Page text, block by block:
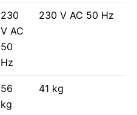
230
V AC
50
Hz
230 V AC 50 Hz
56
kg
41 kg